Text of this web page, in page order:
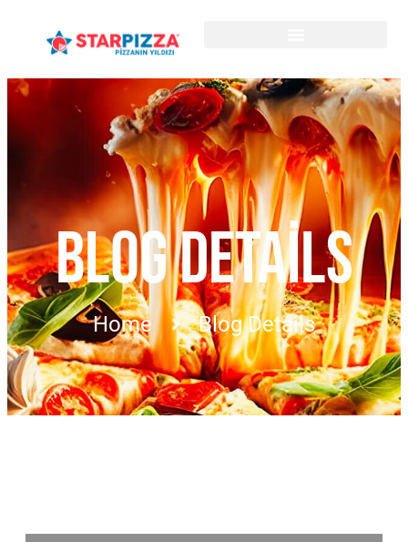
BLOG DETAILS
Home Blog Details